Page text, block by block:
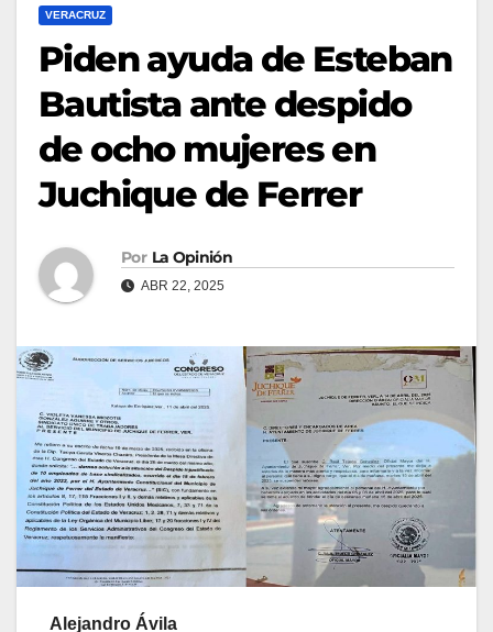
VERACRUZ
Piden ayuda de Esteban
Bautista ante despido
de ocho mujeres en
Juchique de Ferrer
Por La Opinión
ABR 22, 2025
Alejandro Ávila